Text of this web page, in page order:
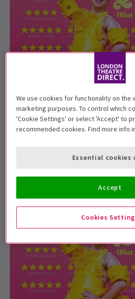
My Son's A Queer (But What
kündigt eine Verlängerung
Tauchen Sie ein in die
| ByKevin Thomas
We use cookies for functionality on the
marketing purposes. To control which
'Cookie Settings' or select 'Accept' to
recommended cookies. Find more info
Cookies
Essential cookies
Accept